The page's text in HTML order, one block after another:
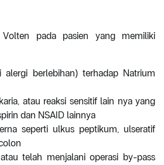
Volten pada pasien yang memiliki
alergi berlebihan) terhadap Natrium
atau reaksi sensitif lain nya yang
dan NSAID lainnya
seperti ulkus peptikum, ulseratif
telah menjalani operasi by-pass